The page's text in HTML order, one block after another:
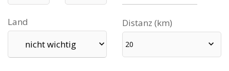
Land
nicht wichtig
Distanz (km)
20